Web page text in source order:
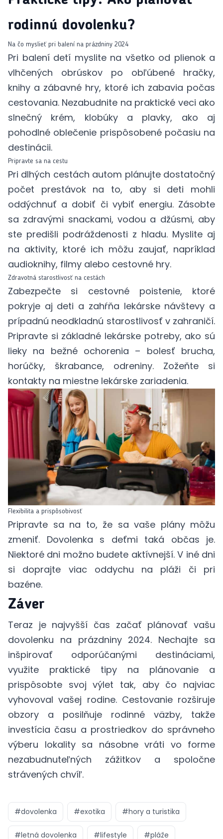
rodinnú dovolenku?
Na čo myslieť pri balení na prázdniny 2024
Pri balení detí myslite na všetko od plienok a
vlhčených obrúskov po obľúbené hračky,
knihy a zábavné hry, ktoré ich zabavia počas
cestovania. Nezabudnite na praktické veci ako
slnečný krém, klobúky a plavky, ako aj
pohodlné oblečenie prispôsobené počasiu na
destinácii.
Pripravte sa na cestu
Pri dlhých cestách autom plánujte dostatočný
počet prestávok na to, aby si deti mohli
oddýchnuť a dobiť či vybiť energiu. Zásobte
sa zdravými snackami, vodou a džúsmi, aby
ste predišli podráždenosti z hladu. Myslite aj
na aktivity, ktoré ich môžu zaujať, napríklad
audioknihy, filmy alebo cestovné hry.
Zdravotná starostlivosť na cestách
Zabezpečte si cestovné poistenie, ktoré
pokryje aj deti a zahŕňa lekárske návštevy a
prípadnú neodkladnú starostlivosť v zahraničí.
Pripravte si základné lekárske potreby, ako sú
lieky na bežné ochorenia – bolesť brucha,
horúčky, škrabance, odreniny. Zožeňte si
kontakty na miestne lekárske zariadenia.
Flexibilita a prispôsobivosť
Pripravte sa na to, že sa vaše plány môžu
zmeniť. Dovolenka s deťmi taká občas je.
Niektoré dni možno budete aktívnejší. V iné dni
si doprajte viac oddychu na pláži či pri
bazéne.
Záver
Teraz je najvyšší čas začať plánovať vašu
dovolenku na prázdniny 2024. Nechajte sa
inšpirovať odporúčanými destináciami,
využite praktické tipy na plánovanie a
prispôsobte svoj výlet tak, aby čo najviac
vyhovoval vašej rodine. Cestovanie rozširuje
obzory a posilňuje rodinné väzby, takže
investícia času a prostriedkov do správneho
výberu lokality sa násobne vráti vo forme
nezabudnuteľných zážitkov a spoločne
strávených chvíľ.
#dovolenka #exotika #hory a turistika
#letná dovolenka #lifestyle #pláže